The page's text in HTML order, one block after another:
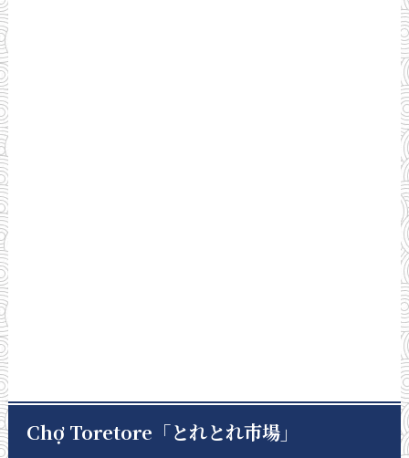
Chợ Toretore「とれとれ市場」